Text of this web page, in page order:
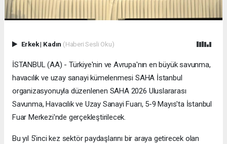
Erkek| Kadın (Haberi Sesli Oku)
İSTANBUL (AA) - Türkiye'nin ve Avrupa'nın en büyük savunma,
havacılık ve uzay sanayi kümelenmesi SAHA İstanbul
organizasyonuyla düzenlenen SAHA 2026 Uluslararası
Savunma, Havacılık ve Uzay Sanayi Fuarı, 5-9 Mayıs'ta İstanbul
Fuar Merkezi'nde gerçekleştirilecek.
Bu yıl 5'inci kez sektör paydaşlarını bir araya getirecek olan